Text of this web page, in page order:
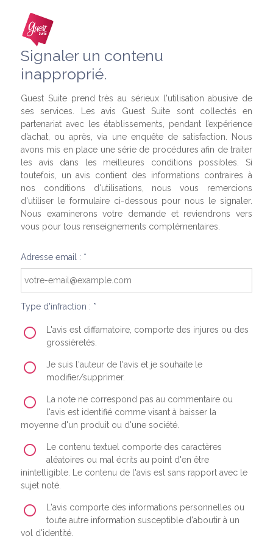
Signaler un contenu
inapproprié.
Guest Suite prend très au sérieux l'utilisation abusive de
ses services. Les avis Guest Suite sont collectés en
partenariat avec les établissements, pendant l’expérience
d’achat, ou après, via une enquête de satisfaction. Nous
avons mis en place une série de procédures afin de traiter
les avis dans les meilleures conditions possibles. Si
toutefois, un avis contient des informations contraires à
nos conditions d'utilisations, nous vous remercions
d'utiliser le formulaire ci-dessous pour nous le signaler.
Nous examinerons votre demande et reviendrons vers
vous pour tous renseignements complémentaires.
Adresse email : *
Type d'infraction : *
L'avis est diffamatoire, comporte des injures ou des
grossièretés.
Je suis l'auteur de l'avis et je souhaite le
modifier/supprimer.
La note ne correspond pas au commentaire ou
l'avis est identifié comme visant à baisser la
moyenne d'un produit ou d'une société.
Le contenu textuel comporte des caractères
aléatoires ou mal écrits au point d'en être
inintelligible. Le contenu de l'avis est sans rapport avec le
sujet noté.
L'avis comporte des informations personnelles ou
toute autre information susceptible d'aboutir à un
vol d'identité.